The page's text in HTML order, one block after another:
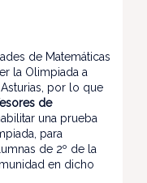
de Matemáticas
la Olimpiada a
por lo que
de
una prueba
para
de 2º de la
en dicho